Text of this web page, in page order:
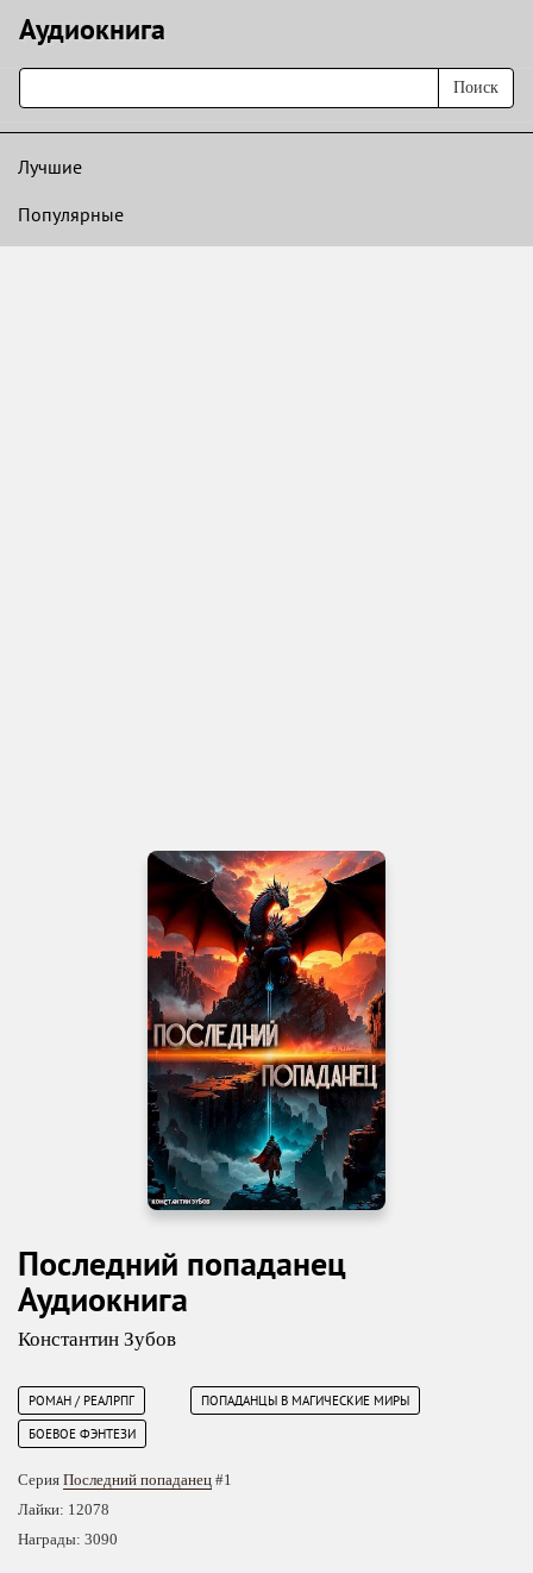
Аудиокнигa
Поиск
Лучшие
Популярные
Последний попаданец
Аудиокнига
Константин Зубов
РОМАН / РЕАЛРПГ
ПОПАДАНЦЫ В МАГИЧЕСКИЕ МИРЫ
БОЕВОЕ ФЭНТЕЗИ
Серия Последний попаданец #1
Лайки: 12078
Награды: 3090